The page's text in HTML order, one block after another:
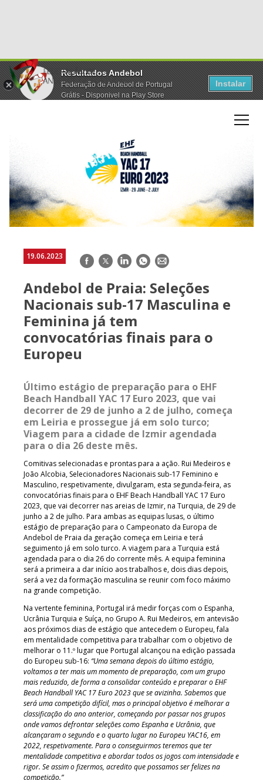
Resultados Andebol
Federação de Andebol de Portugal
Grátis - Disponivel na Play Store
Instalar
19.06.2023 Facebook
TwitterLinkedInWhatsApp
E-
Andebol de Praia: Seleções
Nacionais sub-17 Masculina e
Feminina já tem
convocatórias finais para o
Europeu
Último estágio de preparação para o EHF
Beach Handball YAC 17 Euro 2023, que vai
decorrer de 29 de junho a 2 de julho, começa
em Leiria e prossegue já em solo turco;
Viagem para a cidade de Izmir agendada
para o dia 26 deste mês.
Comitivas selecionadas e prontas para a ação. Rui Medeiros e
João Alcobia, Selecionadores Nacionais sub-17 Feminino e
Masculino, respetivamente, divulgaram, esta segunda-feira, as
convocatórias finais para o EHF Beach Handball YAC 17 Euro
2023, que vai decorrer nas areias de Izmir, na Turquia, de 29 de
junho a 2 de julho. Para ambas as equipas lusas, o último
estágio de preparação para o Campeonato da Europa de
Andebol de Praia da geração começa em Leiria e terá
seguimento já em solo turco. A viagem para a Turquia está
agendada para o dia 26 do corrente mês. A equipa feminina
será a primeira a dar início aos trabalhos e, dois dias depois,
será a vez da formação masculina se reunir com foco máximo
na grande competição.
Na vertente feminina, Portugal irá medir forças com o Espanha,
Ucrânia Turquia e Suíça, no Grupo A. Rui Medeiros, em antevisão
aos próximos dias de estágio que antecedem o Europeu, fala
em mentalidade competitiva para trabalhar com o objetivo de
melhorar o 11.º lugar que Portugal alcançou na edição passada
do Europeu sub-16: “Uma semana depois do último estágio,
voltamos a ter mais um momento de preparação, com um grupo
mais reduzido, de forma a consolidar conteúdo e preparar o EHF
Beach Handball YAC 17 Euro 2023 que se avizinha. Sabemos que
será uma competição difícil, mas o principal objetivo é melhorar a
classificação do ano anterior, começando por passar nos grupos
onde vamos defrontar seleções como Espanha e Ucrânia, que
alcançaram o segundo e o quarto lugar no Europeu YAC16, em
2022, respetivamente. Para o conseguirmos teremos que ter
mentalidade competitiva e abordar todos os jogos com intensidade e
rigor. Se assim o fizermos, acredito que possamos ser felizes na
competição.”